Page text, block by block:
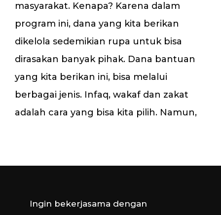
masyarakat. Kenapa? Karena dalam
program ini, dana yang kita berikan
dikelola sedemikian rupa untuk bisa
dirasakan banyak pihak. Dana bantuan
yang kita berikan ini, bisa melalui
berbagai jenis. Infaq, wakaf dan zakat
adalah cara yang bisa kita pilih. Namun,
Ingin bekerjasama dengan